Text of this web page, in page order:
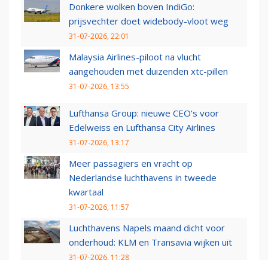
Donkere wolken boven IndiGo:
prijsvechter doet widebody-vloot weg
31-07-2026, 22:01
Malaysia Airlines-piloot na vlucht
aangehouden met duizenden xtc-pillen
31-07-2026, 13:55
Lufthansa Group: nieuwe CEO’s voor
Edelweiss en Lufthansa City Airlines
31-07-2026, 13:17
Meer passagiers en vracht op
Nederlandse luchthavens in tweede
kwartaal
31-07-2026, 11:57
Luchthavens Napels maand dicht voor
onderhoud: KLM en Transavia wijken uit
31-07-2026, 11:28